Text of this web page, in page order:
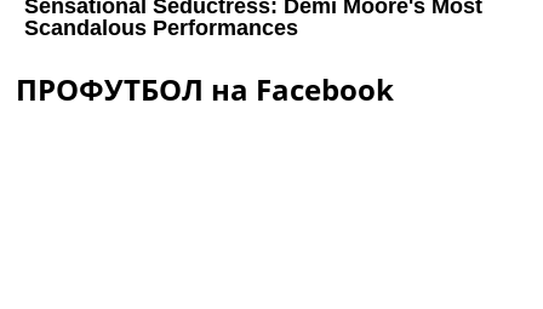
ПРОФУТБОЛ на Facebook